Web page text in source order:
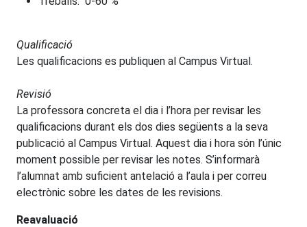
Qualificació
Les qualificacions es publiquen al Campus Virtual.
Revisió
La professora concreta el dia i l’hora per revisar les
qualificacions durant els dos dies següents a la seva
publicació al Campus Virtual. Aquest dia i hora són l’únic
moment possible per revisar les notes. S’informarà
l’alumnat amb suficient antelació a l’aula i per correu
electrònic sobre les dates de les revisions.
Reavaluació